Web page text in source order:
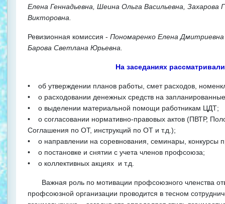
Елена Геннадьевна, Шеина Ольга Васильевна, Захарова
Викторовна.
Ревизионная комиссия - Пономаренко Елена Дмитриевна
Барова Светлана Юрьевна.
На заседаниях
• об утверждении планов работы, смет расходов,
• о расходовании денежных средств на
• о выделении материальной помощи работникам ЦДТ;
• о согласовании нормативно-правовых актов (ПВТР,
Соглашения по ОТ, инструкций по ОТ и т.д.);
• о направлении на соревнования, семинары, конкурсы
• о постановке и снятии с учета членов профсоюза;
• о коллективных акциях и т.д.
Важная роль по мотивации профсоюзного членства
профсоюзной организации проводится в тесном